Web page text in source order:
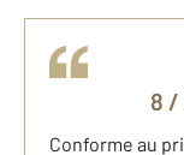
8 /
Conforme au